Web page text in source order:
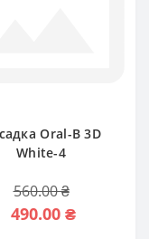
Oral-B 3D
White-4
560.00 ₴
490.00 ₴